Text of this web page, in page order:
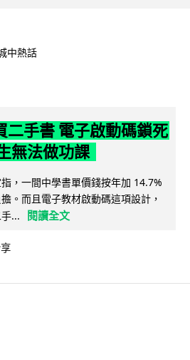
中熱話
二手書 電子啟動碼鎖死
無法做功課
，一間中學書單價錢按年加 14.7%
。而且電子教材啟動碼這項設計，
...
閱讀全文